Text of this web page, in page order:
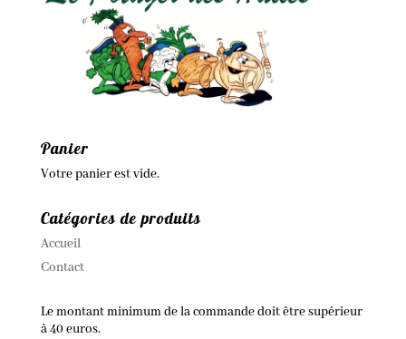
Panier
Votre panier est vide.
Catégories de produits
Accueil
Contact
Le montant minimum de la commande doit être supérieur
à 40 euros.